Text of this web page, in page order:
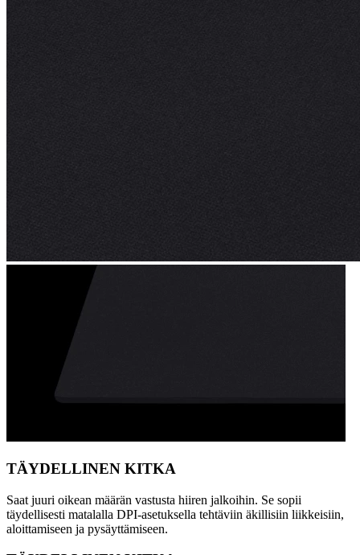
TÄYDELLINEN KITKA
Saat juuri oikean määrän vastusta hiiren jalkoihin. Se sopii
täydellisesti matalalla DPI-asetuksella tehtäviin äkillisiin liikkeisiin,
aloittamiseen ja pysäyttämiseen.